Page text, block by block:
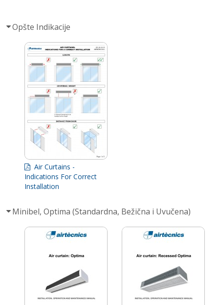
Opšte Indikacije
Air Curtains -
Indications For Correct
Installation
Minibel, Optima (Standardna, Bežična i Uvučena)